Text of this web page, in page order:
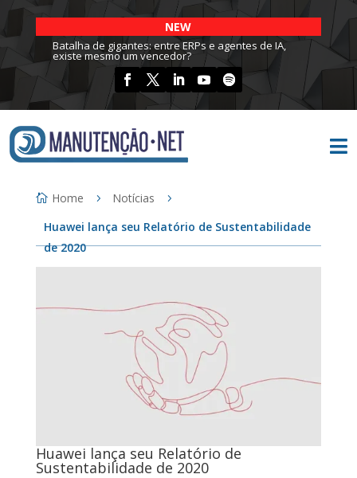
NEW
Batalha de gigantes: entre ERPs e agentes de IA,
existe mesmo um vencedor?

Home
Notícias
Huawei lança seu Relatório de Sustentabilidade
de 2020
Huawei lança seu Relatório de
Sustentabilidade de 2020